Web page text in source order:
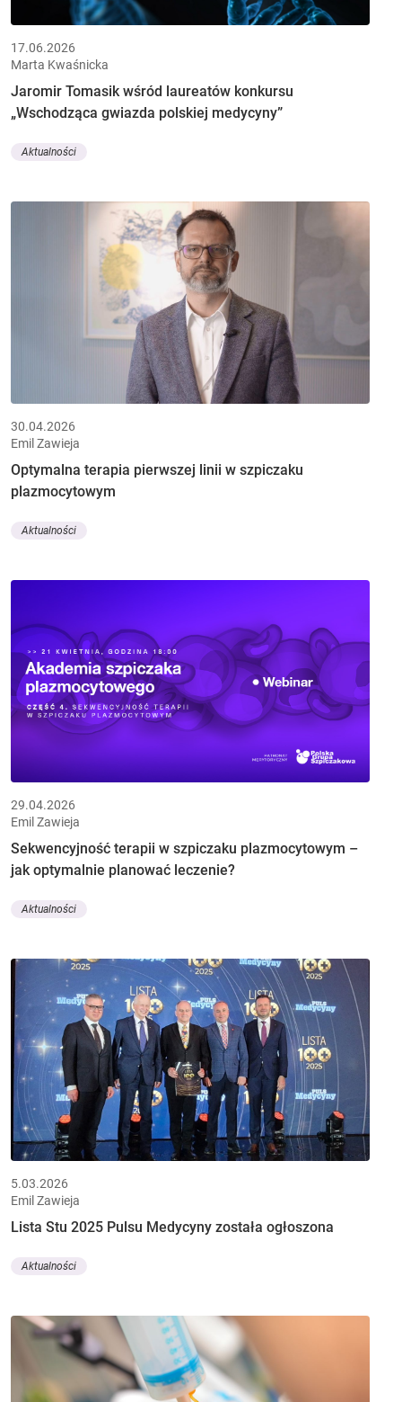
17.06.2026
Marta Kwaśnicka
Jaromir Tomasik wśród laureatów konkursu
„Wschodząca gwiazda polskiej medycyny”
Aktualności
30.04.2026
Emil Zawieja
Optymalna terapia pierwszej linii w szpiczaku
plazmocytowym
Aktualności
29.04.2026
Emil Zawieja
Sekwencyjność terapii w szpiczaku plazmocytowym –
jak optymalnie planować leczenie?
Aktualności
5.03.2026
Emil Zawieja
Lista Stu 2025 Pulsu Medycyny została ogłoszona
Aktualności